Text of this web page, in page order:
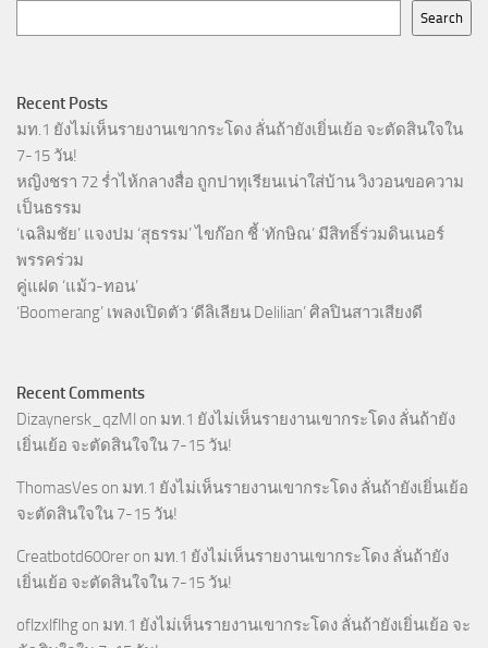
Search
Recent Posts
มท.1 ยังไม่เห็นรายงานเขากระโดง ลั่นถ้ายังเยิ่นเย้อ จะตัดสินใจใน
7-15 วัน!
หญิงชรา 72 ร่ำไห้กลางสื่อ ถูกปาทุเรียนเน่าใส่บ้าน วิงวอนขอความ
เป็นธรรม
‘เฉลิมชัย’ แจงปม ‘สุธรรม’ ไขก๊อก ชี้ ‘ทักษิณ’ มีสิทธิ์ร่วมดินเนอร์
พรรคร่วม
คู่แฝด ‘แม้ว-ทอน’
‘Boomerang’ เพลงเปิดตัว ‘ดีลิเลียน Delilian’ ศิลปินสาวเสียงดี
Recent Comments
Dizaynersk_qzMl on มท.1 ยังไม่เห็นรายงานเขากระโดง ลั่นถ้ายัง
เยิ่นเย้อ จะตัดสินใจใน 7-15 วัน!
ThomasVes on มท.1 ยังไม่เห็นรายงานเขากระโดง ลั่นถ้ายังเยิ่นเย้อ
จะตัดสินใจใน 7-15 วัน!
Creatbotd600rer on มท.1 ยังไม่เห็นรายงานเขากระโดง ลั่นถ้ายัง
เยิ่นเย้อ จะตัดสินใจใน 7-15 วัน!
oflzxlflhg on มท.1 ยังไม่เห็นรายงานเขากระโดง ลั่นถ้ายังเยิ่นเย้อ จะ